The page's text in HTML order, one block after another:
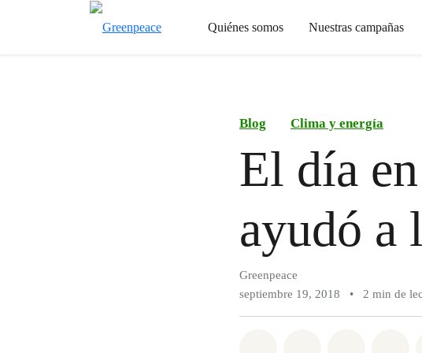
Quiénes somos Nuestras campañas
Blog Clima y energía
El día
ayudó a
Greenpeace
septiembre 19, 2018
• 2 min de